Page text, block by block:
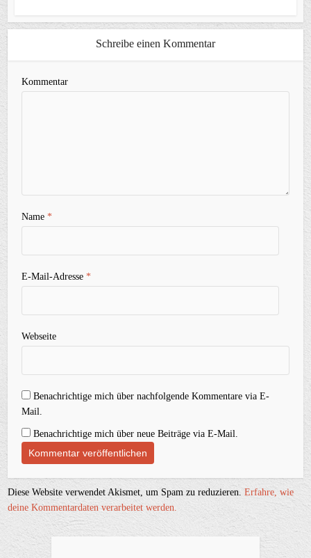
Schreibe einen Kommentar
Kommentar
Name*
E-Mail-Adresse*
Webseite
Benachrichtige mich über nachfolgende Kommentare via E-
Mail.
Benachrichtige mich über neue Beiträge via E-Mail.
Diese Website verwendet Akismet, um Spam zu reduzieren.Erfahre, wie
deine Kommentardaten verarbeitet werden.